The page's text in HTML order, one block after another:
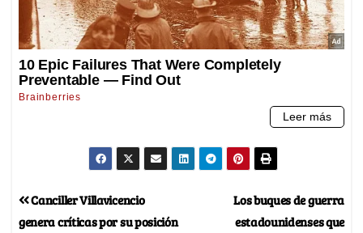
Los buques de guerra
estadounidenses que
Canciller Villavicencio
genera críticas por su posición